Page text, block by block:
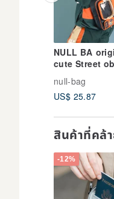
NULL BA
cute Street
backpack
design small
single shou
null-bag
US$ 25.87
สินค้าที่คล้
-12%